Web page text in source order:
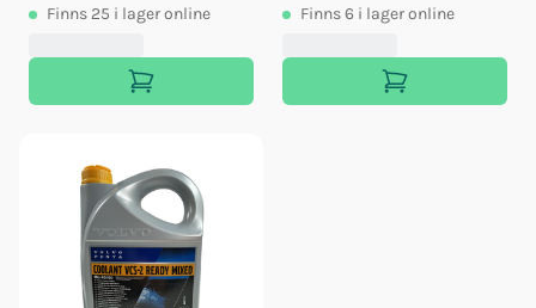
Finns 25 i lager online Finns6 i lager online